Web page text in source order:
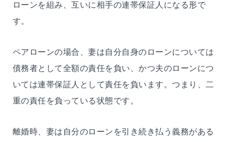
ローンを組み、互いに相手の連帯保証人になる形で
す。
ペアローンの場合、妻は自分自身のローンについては
債務者として全額の責任を負い、かつ夫のローンにつ
いては連帯保証人として責任を負います。つまり、二
重の責任を負っている状態です。
離婚時、妻は自分のローンを引き続き払う義務がある